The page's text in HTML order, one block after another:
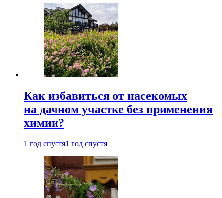
Как избавиться от насекомых
на дачном участке без применения
химии?
1 год спустя1 год спустя